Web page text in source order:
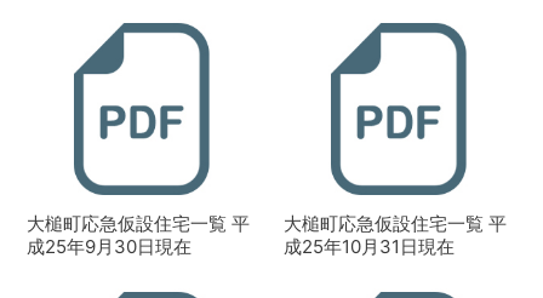
大槌町応急仮設住宅一覧 平
成25年9月30日現在
大槌町応急仮設住宅一覧 平
成25年10月31日現在